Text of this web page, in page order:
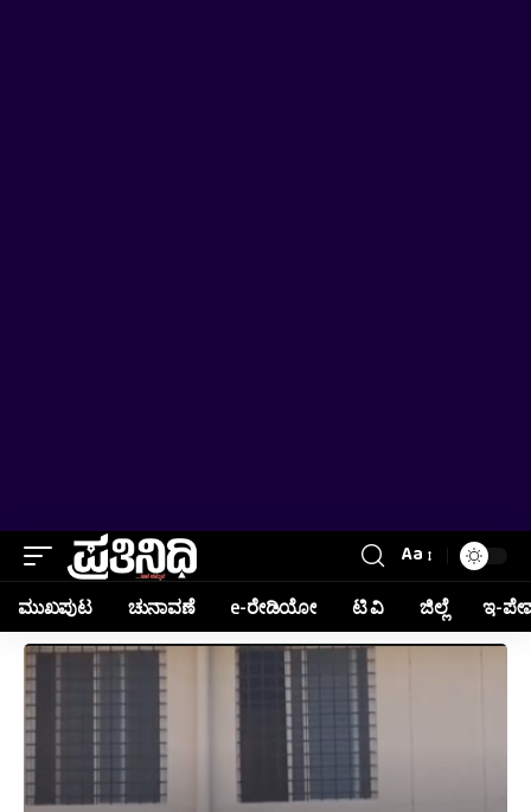
Aa
ಮುಖಪುಟ ಚುನಾವಣೆ e-ರೇಡಿಯೋ ಟಿ ವಿ ಜಿಲ್ಲೆ ಇ-